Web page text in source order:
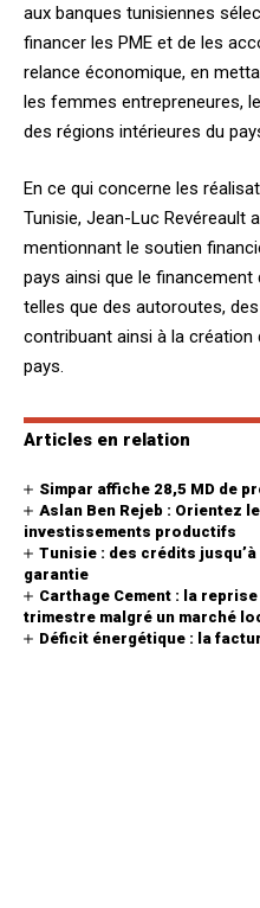
aux banques tunisiennes
financer les PME et de les
relance économique, en
les femmes entrepreneures,
des régions intérieures du
En ce qui concerne les
Tunisie, Jean-Luc Revéreault
mentionnant le soutien
pays ainsi que le
telles que des autoroutes,
contribuant ainsi à la création
pays.
Articles en relation
Simpar affiche 28,5 MD de
Aslan Ben Rejeb : Orientez
investissements productifs
Tunisie : des crédits
garantie
Carthage Cement : la
trimestre malgré un marché
Déficit énergétique : la